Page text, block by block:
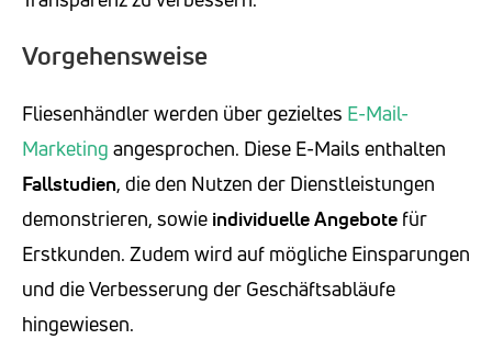
Vorgehensweise
Fliesenhändler werden über gezieltes E-Mail-
Marketing angesprochen. Diese E-Mails enthalten
Fallstudien, die den Nutzen der Dienstleistungen
demonstrieren, sowie individuelle Angebote für
Erstkunden. Zudem wird auf mögliche Einsparungen
und die Verbesserung der Geschäftsabläufe
hingewiesen.